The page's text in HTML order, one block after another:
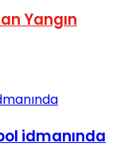
Yangın
idmanında